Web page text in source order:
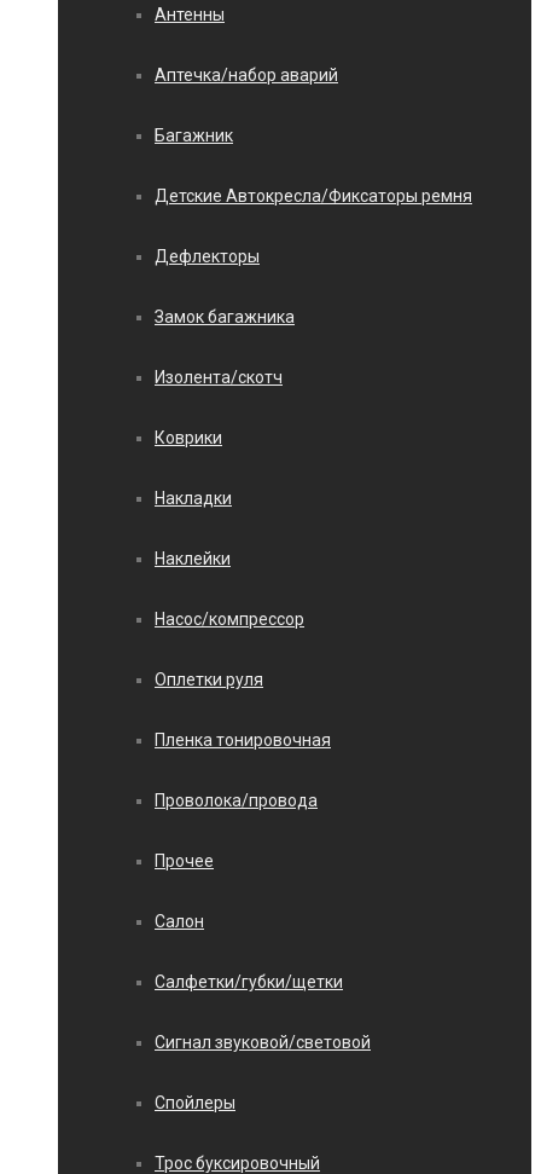
Антенны
Аптечка/набор аварий
Багажник
Детские Автокресла/Фиксаторы ремня
Дефлекторы
Замок багажника
Изолента/скотч
Коврики
Накладки
Наклейки
Насос/компрессор
Оплетки руля
Пленка тонировочная
Проволока/провода
Прочее
Салон
Салфетки/губки/щетки
Сигнал звуковой/световой
Спойлеры
Трос буксировочный